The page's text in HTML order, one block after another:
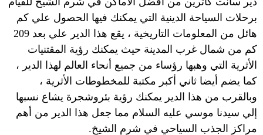
برحلات السياحة الدينية التي يمكنك فيها الحصول علي كم
هائل من المعلومات التاريخية ، يقع هذا الدير علي بعد 209
كم من شمال غرب المدينة حيث يمكنك رؤية المقتنيات
الأثرية التي وهبها رؤساء من جميع أنحاء العالم لهذا الدير ،
كما يضم أيضا ثاني أكبر مكتبة للمخطوطات الأثرية ،
وبالقرب من هذا الدير يمكنك رؤية بئروشجرة يشاع نسبها
إلي سيدنا موسي عليه السلام مما جعل هذا الدير من أهم
مراكز الجذب السياحي في شرم الشيخ.